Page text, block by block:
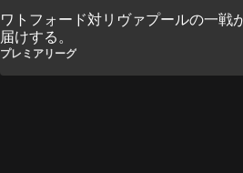
ワトフォード対リヴァプールの一戦
届けする。
プレミアリーグ